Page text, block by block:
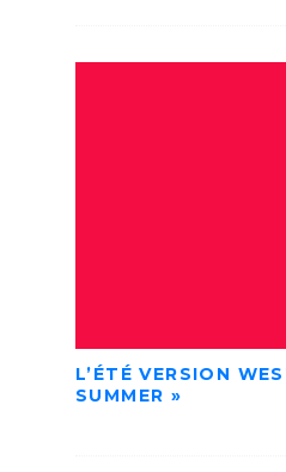
L’ÉTÉ VERSION
SUMMER »